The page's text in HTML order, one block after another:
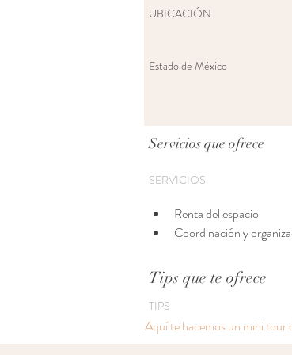
UBICACIÓN
Estado de México
Servicios que ofrece
SERVICIOS
Renta del espacio
Coordinación y
Tips que te ofrece
TIPS
Aquí te hacemos un mini tour